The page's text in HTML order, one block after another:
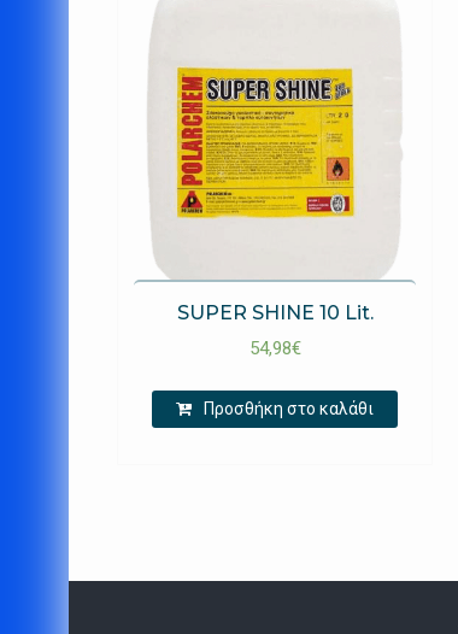
SUPER SHINE 10 Lit.
54,98€
Προσθήκη στο καλάθι